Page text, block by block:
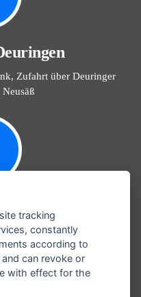
Zufahrt über Deuringer
tracking
constantly
according to
can revoke or
with effect for the